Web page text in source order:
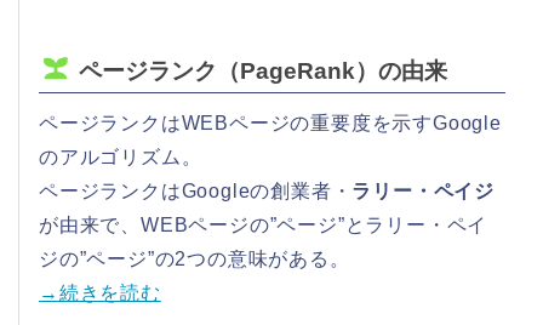
ページランク（PageRank）の由来
ページランクはWEBページの重要度を示すGoogle
のアルゴリズム。
ページランクはGoogleの創業者・ ラリー・ペイジ
が由来で、WEBページの”ページ”とラリー・ペイ
ジの”ページ”の2つの意味がある。
→続きを読む